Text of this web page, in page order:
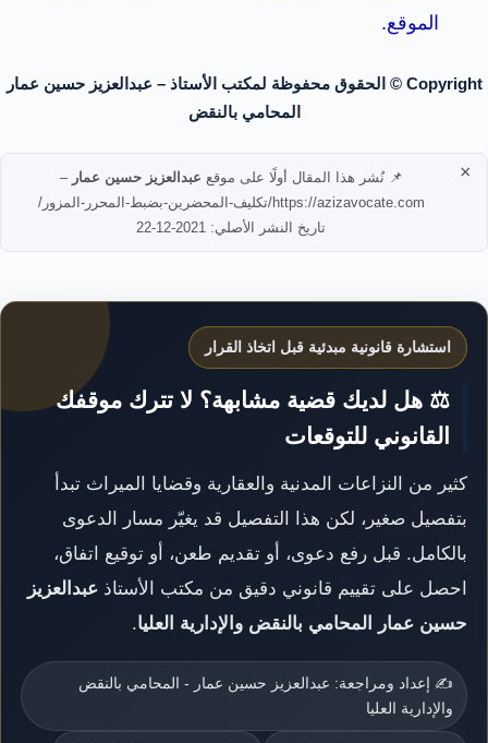
الموقع.
Copyright © الحقوق محفوظة لمكتب الأستاذ – عبدالعزيز حسين عمار
المحامي بالنقض
📌 نُشر هذا المقال أولًا على موقع عبدالعزيز حسين عمار –
https://azizavocate.com/تكليف-المحضرين-بضبط-المحرر-المزور/
تاريخ النشر الأصلي: 2021-12-22
×
استشارة قانونية مبدئية قبل اتخاذ القرار
⚖️ هل لديك قضية مشابهة؟ لا تترك موقفك
القانوني للتوقعات
كثير من النزاعات المدنية والعقارية وقضايا الميراث تبدأ
بتفصيل صغير، لكن هذا التفصيل قد يغيّر مسار الدعوى
بالكامل. قبل رفع دعوى، أو تقديم طعن، أو توقيع اتفاق،
احصل على تقييم قانوني دقيق من مكتب الأستاذ عبدالعزيز
حسين عمار المحامي بالنقض والإدارية العليا.
✍️ إعداد ومراجعة: عبدالعزيز حسين عمار - المحامي بالنقض
والإدارية العليا